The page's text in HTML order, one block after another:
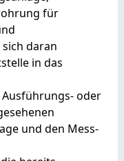
für
daran
in das
oder
und den Mess-